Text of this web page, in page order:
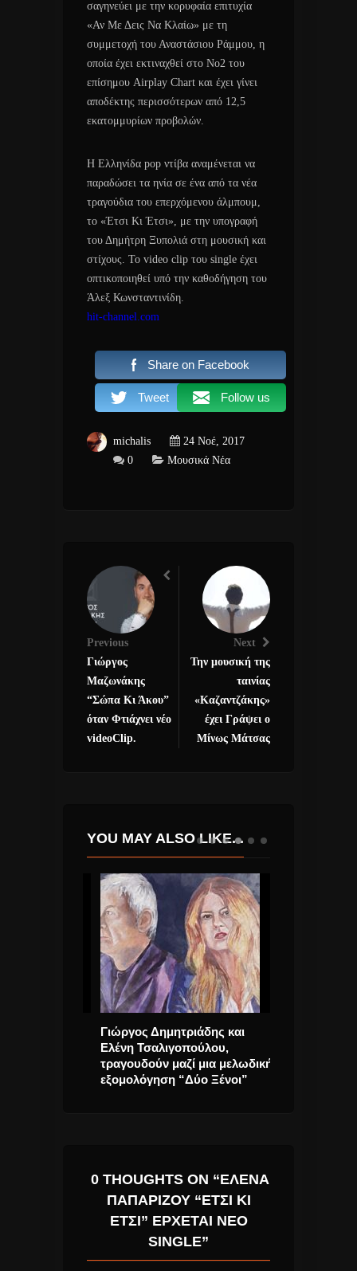
σαγηνεύει με την κορυφαία επιτυχία
«Αν Με Δεις Να Κλαίω» με τη
συμμετοχή του Αναστάσιου Ράμμου, η
οποία έχει εκτιναχθεί στο Νο2 του
επίσημου Airplay Chart και έχει γίνει
αποδέκτης περισσότερων από 12,5
εκατομμυρίων προβολών.
H Ελληνίδα pop ντίβα αναμένεται να
παραδώσει τα ηνία σε ένα από τα νέα
τραγούδια του επερχόμενου άλμπουμ,
το «Έτσι Κι Έτσι», με την υπογραφή
του Δημήτρη Ξυπολιά στη μουσική και
στίχους. To video clip του single έχει
οπτικοποιηθεί υπό την καθοδήγηση του
Άλεξ Κωνσταντινίδη.
hit-channel.com
Share on Facebook
Tweet Follow us
michalis
24 Νοέ, 2017
0
Μουσικά Νέα
Previous
Γιώργος
Μαζωνάκης
“Σώπα Κι Άκου”
όταν Φτιάχνει νέο
videoClip.
Next
Την μουσική της
ταινίας
«Καζαντζάκης»
έχει Γράψει ο
Μίνως Μάτσας
YOU MAY ALSO LIKE...
Γιώργος Δημητριάδης και
Ελένη Τσαλιγοπούλου,
τραγουδούν μαζί μια μελωδική
εξομολόγηση “Δύο Ξένοι”
0 THOUGHTS ON “ΈΛΕΝΑ
ΠΑΠΑΡΊΖΟΥ “ΈΤΣΙ ΚΙ
ΈΤΣΙ” ΈΡΧΕΤΑΙ ΝΈΟ
SINGLE”